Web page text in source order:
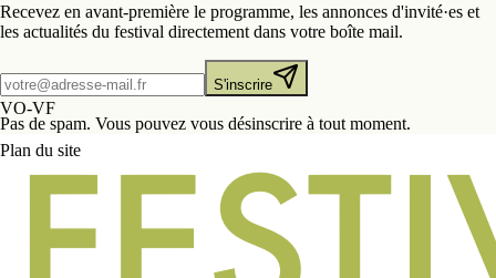
Recevez en avant-première le programme, les annonces d'invité·es et
les actualités du festival directement dans votre boîte mail.
S'inscrire
Pas de spam. Vous pouvez vous désinscrire à tout moment.
VO-VF
Plan du site